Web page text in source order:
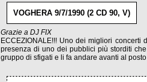
VOGHERA 9/7/1990 (2 CD 90, V)
Grazie a DJ FIX
ECCEZIONALE!!! Uno dei migliori
presenza di uno dei pubblici più storditi
gruppo di sfigati e li fa andare avanti al